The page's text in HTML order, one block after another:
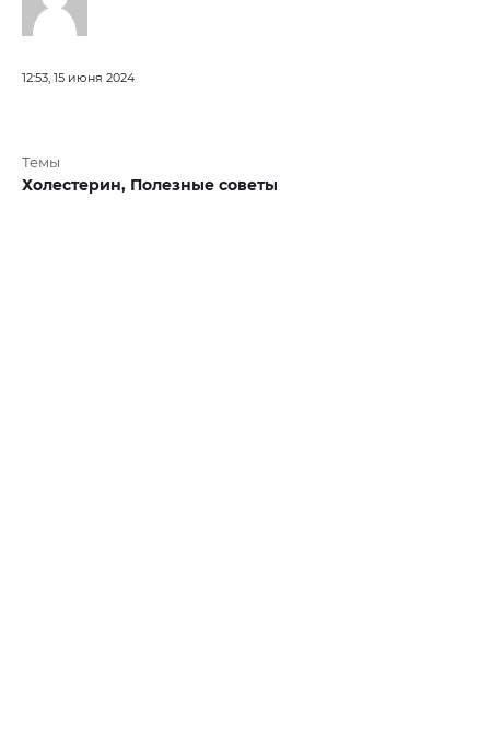
12:53, 15 июня 2024
Темы
Холестерин, Полезные советы